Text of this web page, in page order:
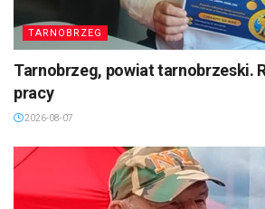
TARNOBRZEG
Tarnobrzeg, powiat tarnobrzeski.
pracy
2026-08-07